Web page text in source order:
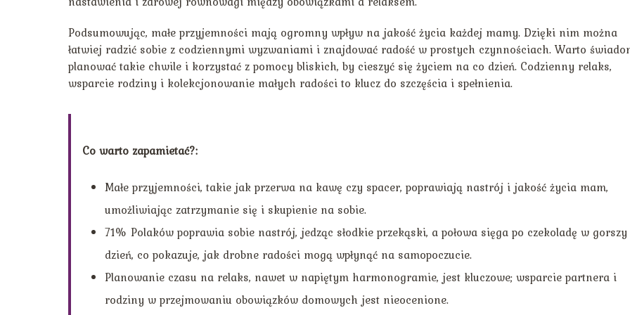
Podsumowując, małe przyjemności mają ogromny wpływ na jakość życia każdej mamy. Dzięki nim można
łatwiej radzić sobie z codziennymi wyzwaniami i znajdować radość w prostych czynnościach. Warto
planować takie chwile i korzystać z pomocy bliskich, by cieszyć się życiem na co dzień. Codzienny relaks,
wsparcie rodziny i kolekcjonowanie małych radości to klucz do szczęścia i spełnienia.
Co warto zapamietać?:
Małe przyjemności, takie jak przerwa na kawę czy spacer, poprawiają nastrój i jakość życia mam,
umożliwiając zatrzymanie się i skupienie na sobie.
71% Polaków poprawia sobie nastrój, jedząc słodkie przekąski, a połowa sięga po czekoladę w gorszy
dzień, co pokazuje, jak drobne radości mogą wpłynąć na samopoczucie.
Planowanie czasu na relaks, nawet w napiętym harmonogramie, jest kluczowe; wsparcie partnera i
rodziny w przejmowaniu obowiązków domowych jest nieocenione.